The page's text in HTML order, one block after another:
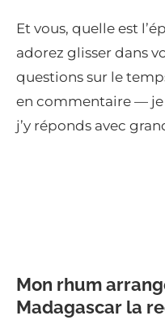
Et vous, quelle est
adorez glisser dans
questions sur le
en commentaire — je
j’y réponds avec
Mon rhum
Madagascar la